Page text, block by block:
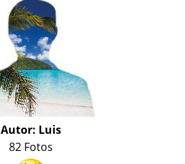
Autor: Luis
82 Fotos